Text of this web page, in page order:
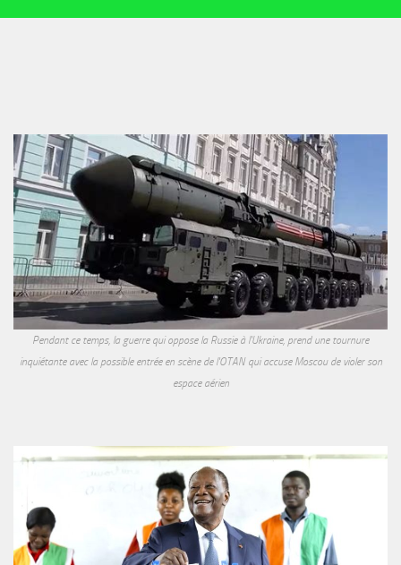
Pendant ce temps, la guerre qui oppose la Russie à l'Ukraine, prend une tournure
inquiétante avec la possible entrée en scène de l'OTAN qui accuse Moscou de violer son
espace aérien